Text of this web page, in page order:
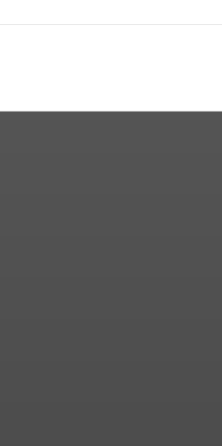
два детских лагеря